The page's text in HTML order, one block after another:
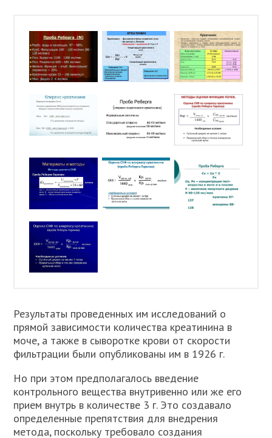
Результаты проведенных им исследований о
прямой зависимости количества креатинина в
моче, а также в сыворотке крови от скорости
фильтрации были опубликованы им в 1926 г.
Но при этом предполагалось введение
контрольного вещества внутривенно или же его
прием внутрь в количестве 3 г. Это создавало
определенные препятствия для внедрения
метода, поскольку требовало создания